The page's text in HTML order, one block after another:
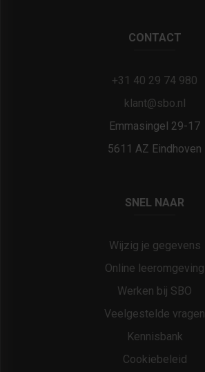
CONTACT
+31 40 29 74 980
klant@sbo.nl
Emmasingel 29-17
5611 AZ Eindhoven
SNEL NAAR
Wijzig je gegevens
Online leeromgeving
Werken bij SBO
Veelgestelde vragen
Kennisbank
Cookiebeleid